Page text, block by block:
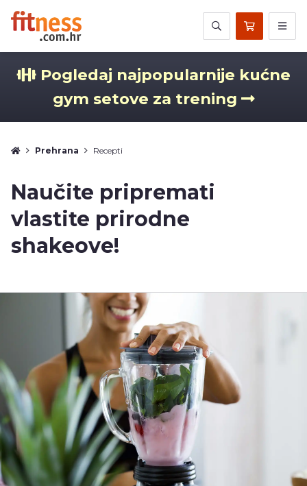
Pogledaj najpopularnije kućne
gym setove za trening
Prehrana Recepti
Naučite pripremati
vlastite prirodne
shakeove!